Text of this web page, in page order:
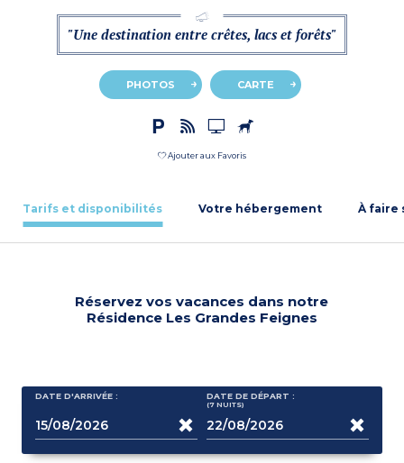
"Une destination entre crêtes, lacs et forêts"
PHOTOS CARTE
Ajouter aux Favoris
Tarifs et disponibilités Votre hébergement À faire
Réservez vos vacances dans notre
Résidence Les Grandes Feignes
DATE D'ARRIVÉE : DATE DE DÉPART :
(7 NUITS)